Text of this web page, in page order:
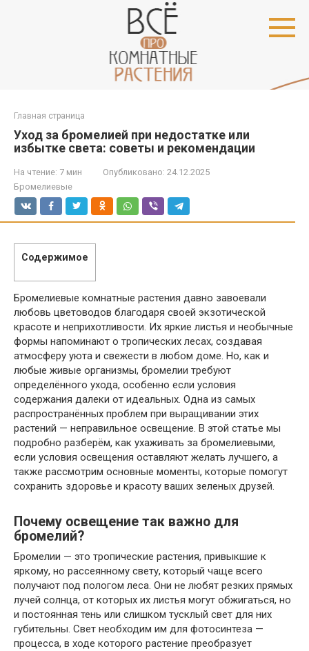
Главная страница
Уход за бромелией при недостатке или
избытке света: советы и рекомендации
На чтение: 7 мин Опубликовано: 24.12.2025
Бромелиевые
Содержимое
Бромелиевые комнатные растения давно завоевали
любовь цветоводов благодаря своей экзотической
красоте и неприхотливости. Их яркие листья и необычные
формы напоминают о тропических лесах, создавая
атмосферу уюта и свежести в любом доме. Но, как и
любые живые организмы, бромелии требуют
определённого ухода, особенно если условия
содержания далеки от идеальных. Одна из самых
распространённых проблем при выращивании этих
растений — неправильное освещение. В этой статье мы
подробно разберём, как ухаживать за бромелиевыми,
если условия освещения оставляют желать лучшего, а
также рассмотрим основные моменты, которые помогут
сохранить здоровье и красоту ваших зеленых друзей.
Почему освещение так важно для
бромелий?
Бромелии — это тропические растения, привыкшие к
яркому, но рассеянному свету, который чаще всего
получают под пологом леса. Они не любят резких прямых
лучей солнца, от которых их листья могут обжигаться, но
и постоянная тень или слишком тусклый свет для них
губительны. Свет необходим им для фотосинтеза —
процесса, в ходе которого растение преобразует